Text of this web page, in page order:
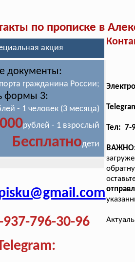
по прописке в
акция
документы:
гражданина России;
формы 3:
- 1 человек (3 месяца)
рублей - 1 взрослый
Бесплатнодети
937-796-30-96
Тел: 7-